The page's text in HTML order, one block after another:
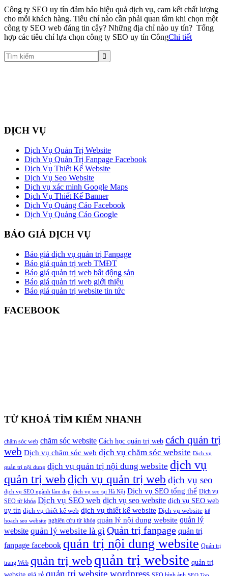
Công ty SEO uy tín đảm bảo hiệu quả dịch vụ, cam kết chất lượng
cho mỗi khách hàng. Tiêu chí nào cần phải quan tâm khi chọn một
công ty SEO web đáng tin cậy? Những địa chỉ nào uy tín? Tổng
hợp các tiêu chí lựa chọn công ty SEO uy tín CôngChi tiết
DỊCH VỤ
Dịch Vụ Quản Trị Website
Dịch Vụ Quản Trị Fanpage Facebook
Dịch Vụ Thiết Kế Website
Dịch Vụ Seo Website
Dịch vụ xác minh Google Maps
Dịch Vụ Thiết Kế Banner
Dịch Vụ Quảng Cáo Facebook
Dịch Vụ Quảng Cáo Google
BÁO GIÁ DỊCH VỤ
Báo giá dịch vụ quản trị Fanpage
Báo giá quản trị web TMĐT
Báo giá quản trị web bất động sản
Báo giá quản trị web giới thiệu
Báo giá quản trị website tin tức
FACEBOOK
TỪ KHOÁ TÌM KIẾM NHANH
chăm sóc web chăm sóc website Cách học quản trị web cách quản trị
web Dịch vụ chăm sóc web dịch vụ chăm sóc website Dịch vụ
quản trị nội dung dịch vụ quản trị nội dung website dịch vụ
quản trị web dịch vụ quản trị web dịch vụ seo
dịch vụ SEO ngành làm đẹp dịch vụ seo tại Hà Nội Dịch vụ SEO tổng thể Dịch vụ
SEO từ khóa Dịch vụ SEO web dịch vụ seo website dịch vụ SEO web
uy tín dịch vụ thiết kế web dịch vụ thiết kế website Dịch vụ website kế
hoạch seo website nghiên cứu từ khóa quản lý nội dung website quản lý
website quản lý website là gì Quản trị fanpage quản trị
fanpage facebook quản trị nội dung website Quản trị
trang Web quản trị web quản trị website quản trị